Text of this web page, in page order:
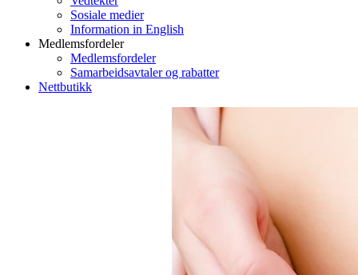
Sosiale medier
Information in English
Medlemsfordeler
Medlemsfordeler
Samarbeidsavtaler og rabatter
Nettbutikk